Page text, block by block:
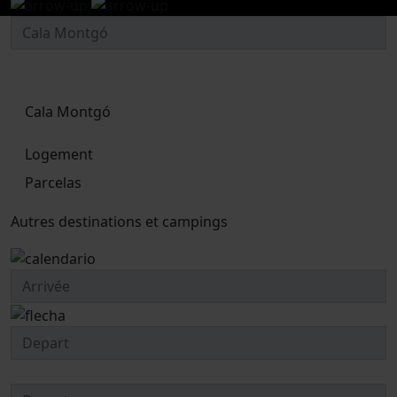
Cala Montgó
Logement
Parcelas
Autres destinations et campings